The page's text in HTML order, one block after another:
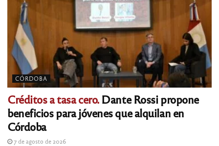
CÓRDOBA
Créditos a tasa cero.Dante Rossi propone
beneficios para jóvenes que alquilan en
Córdoba
7 de agosto de 2026